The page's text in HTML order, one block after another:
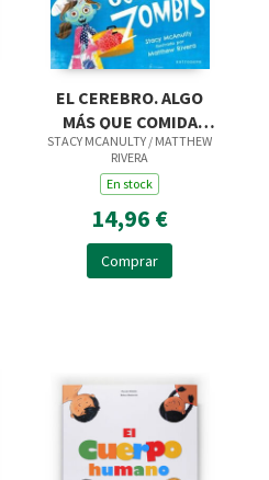
EL CEREBRO. ALGO
MÁS QUE COMIDA
PARA ZOMBIS
STACY MCANULTY / MATTHEW
RIVERA
En stock
14,96 €
Comprar